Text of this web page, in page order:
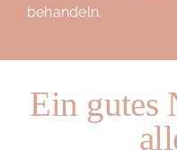
behandeln.
Ein gutes